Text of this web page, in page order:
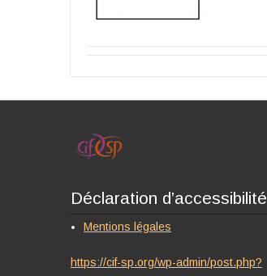
Déclaration d’accessibilité
Mentions légales
https://cif-sp.org/wp-admin/post.php?